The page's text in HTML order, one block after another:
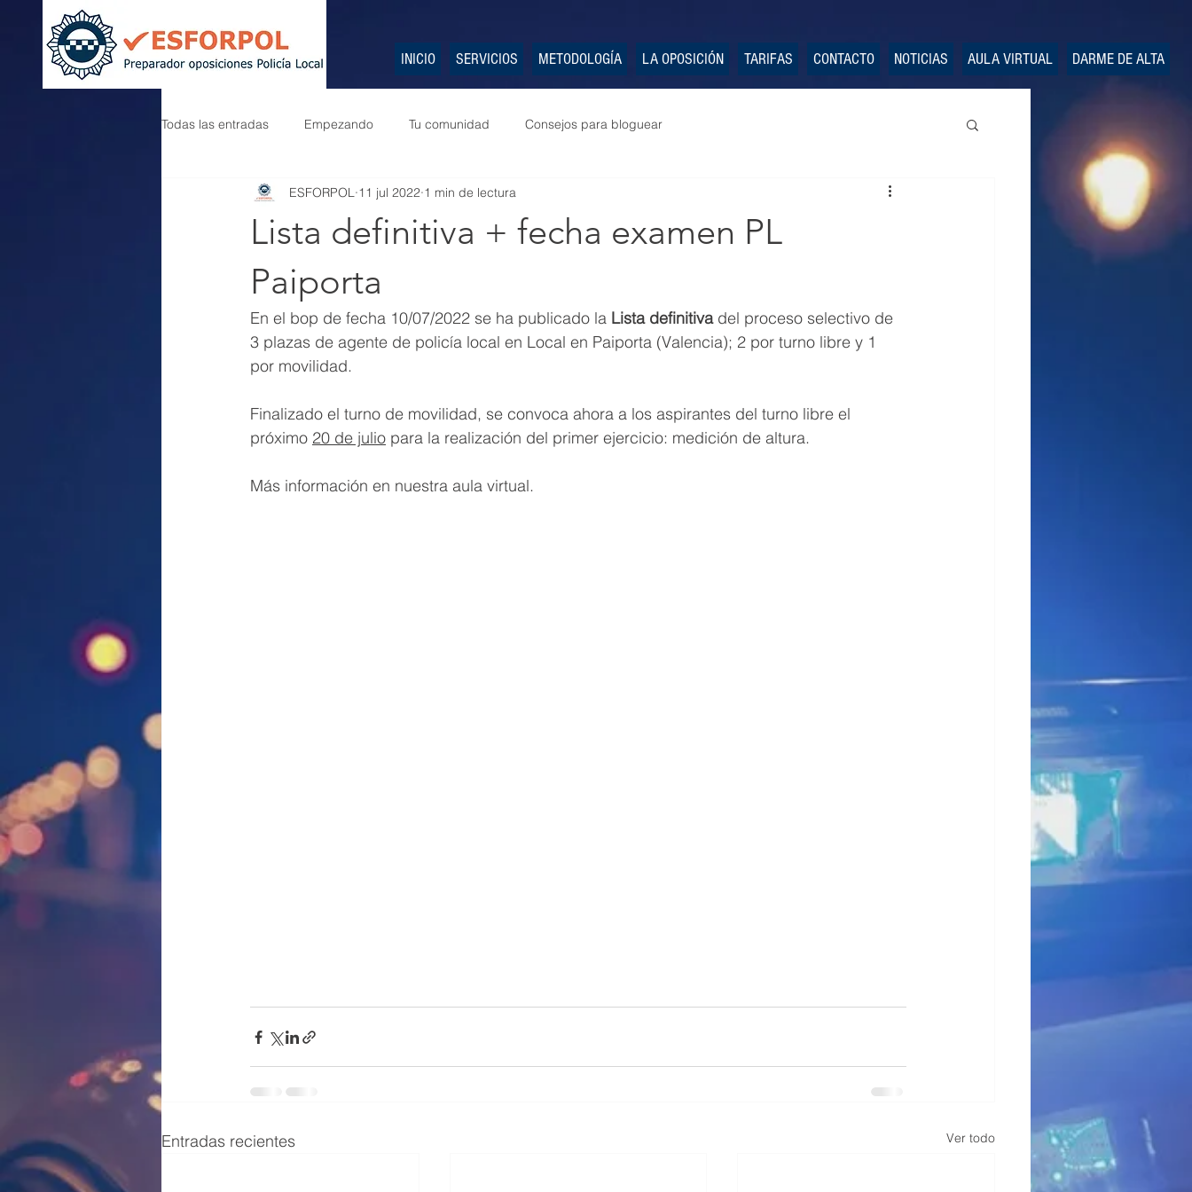
INICIO SERVICIOS METODOLOGÍA LA OPOSICIÓN TARIFAS CONTACTO NOTICIAS AULA VIRTUAL DARME DE ALTA
Todas las entradas Empezando Tu comunidad Consejos para bloguear
Lista definitiva + fecha examen PL
Paiporta
ESFORPOL 11 jul 2022 1 min de lectura
En el bop de fecha 10/07/2022 se ha publicado la Lista definitiva del proceso selectivo de
3 plazas de agente de policía local en Local en Paiporta (Valencia); 2 por turno libre y 1
por movilidad.
Finalizado el turno de movilidad, se convoca ahora a los aspirantes del turno libre el
próximo 20 de julio para la realización del primer ejercicio: medición de altura.
Más información en nuestra aula virtual.
Entradas recientes Ver todo